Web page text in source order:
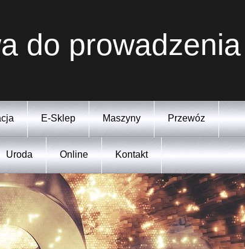
do prowadzenia
E-Sklep Maszyny Przewóz
Uroda Online Kontakt